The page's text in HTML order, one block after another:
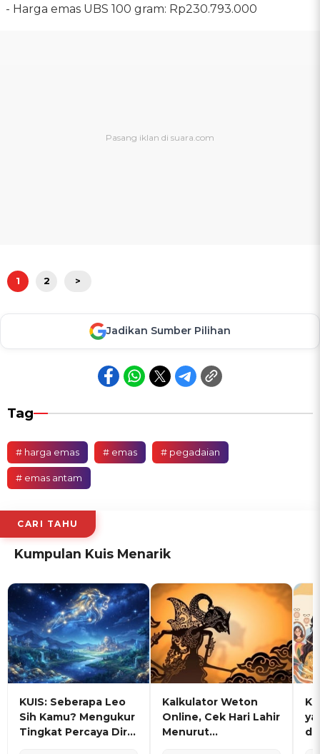
‎- Harga emas UBS 100 gram: Rp230.793.000
1 2 >
Jadikan Sumber Pilihan
Tag
# harga emas # emas # pegadaian
# emas antam
CARI TAHU
Kumpulan Kuis Menarik
KUIS: Seberapa Leo
Sih Kamu? Mengukur
Tingkat Percaya Diri
Kalkulator Weton
Online, Cek Hari Lahir
Menurut